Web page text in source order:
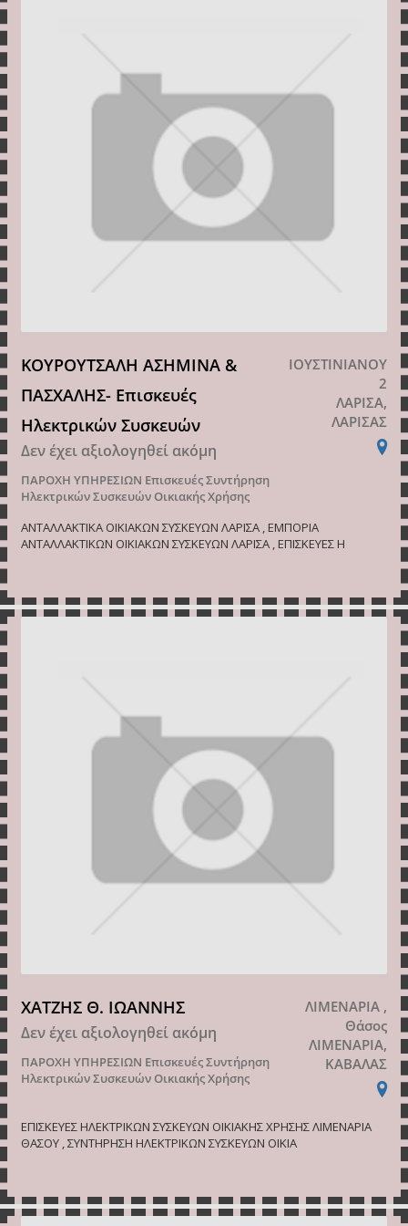
ΚΟΥΡΟΥΤΣΑΛΗ ΑΣΗΜΙΝΑ &
ΠΑΣΧΑΛΗΣ- Επισκευές
Ηλεκτρικών Συσκευών
Δεν έχει αξιολογηθεί ακόμη
ΠΑΡΟΧΗ ΥΠΗΡΕΣΙΩΝ Επισκευές Συντήρηση
Ηλεκτρικών Συσκευών Οικιακής Χρήσης
ΙΟΥΣΤΙΝΙΑΝΟΥ
2
ΛΑΡΙΣΑ,
ΛΑΡΙΣΑΣ
ΑΝΤΑΛΛΑΚΤΙΚΑ ΟΙΚΙΑΚΩΝ ΣΥΣΚΕΥΩΝ ΛΑΡΙΣΑ , ΕΜΠΟΡΙΑ
ΑΝΤΑΛΛΑΚΤΙΚΩΝ ΟΙΚΙΑΚΩΝ ΣΥΣΚΕΥΩΝ ΛΑΡΙΣΑ , ΕΠΙΣΚΕΥΕΣ Η
ΧΑΤΖΗΣ Θ. ΙΩΑΝΝΗΣ
Δεν έχει αξιολογηθεί ακόμη
ΠΑΡΟΧΗ ΥΠΗΡΕΣΙΩΝ Επισκευές Συντήρηση
Ηλεκτρικών Συσκευών Οικιακής Χρήσης
ΛΙΜΕΝΑΡΙΑ ,
Θάσος
ΛΙΜΕΝΑΡΙΑ,
ΚΑΒΑΛΑΣ
ΕΠΙΣΚΕΥΕΣ ΗΛΕΚΤΡΙΚΩΝ ΣΥΣΚΕΥΩΝ ΟΙΚΙΑΚΗΣ ΧΡΗΣΗΣ ΛΙΜΕΝΑΡΙΑ
ΘΑΣΟΥ , ΣΥΝΤΗΡΗΣΗ ΗΛΕΚΤΡΙΚΩΝ ΣΥΣΚΕΥΩΝ ΟΙΚΙΑ